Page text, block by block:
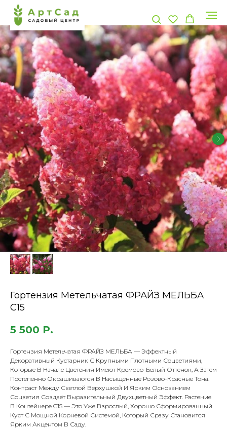
Гортензия Метельчатая ФРАЙЗ МЕЛЬБА
С15
5 500 Р.
Гортензия Метельчатая ФРАЙЗ МЕЛЬБА — Эффектный
Декоративный Кустарник С Крупными Плотными Соцветиями,
Которые В Начале Цветения Имеют Кремово-Белый Оттенок, А Затем
Постепенно Окрашиваются В Насыщенные Розово-Красные Тона.
Контраст Между Светлой Верхушкой И Ярким Основанием
Соцветия Создаёт Выразительный Двухцветный Эффект. Растение
В Контейнере C15 — Это Уже Взрослый, Хорошо Сформированный
Куст С Мощной Корневой Системой, Который Сразу Становится
Ярким Акцентом В Саду.